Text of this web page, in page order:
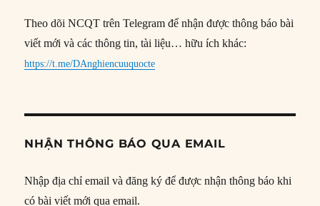
Theo dõi NCQT trên Telegram để nhận được thông báo bài
viết mới và các thông tin, tài liệu… hữu ích khác:
https://t.me/DAnghiencuuquocte
NHẬN THÔNG BÁO QUA EMAIL
Nhập địa chỉ email và đăng ký để được nhận thông báo khi
có bài viết mới qua email.